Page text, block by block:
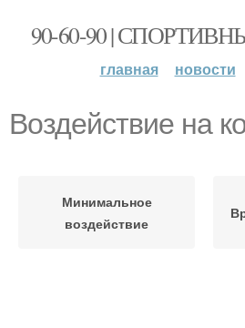
90-60-90 |
главная новости
Воздействие на
Минимальное
воздействие